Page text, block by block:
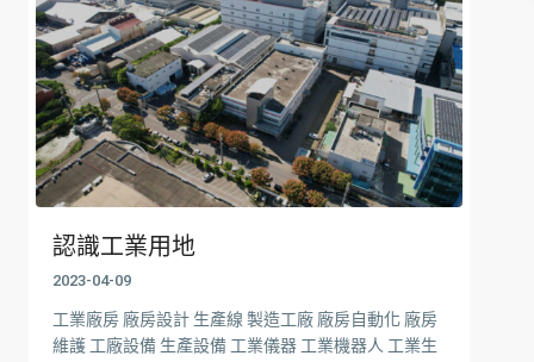
認識工業用地
2023-04-09
工業廠房 廠房設計 生產線 製造工廠 廠房自動化 廠房
維護 工廠設備 生產設備 工業儀器 工業機器人 工業生